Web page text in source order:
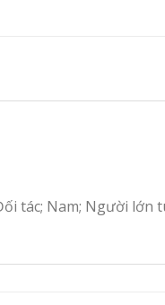
tác; Nam; Người lớn